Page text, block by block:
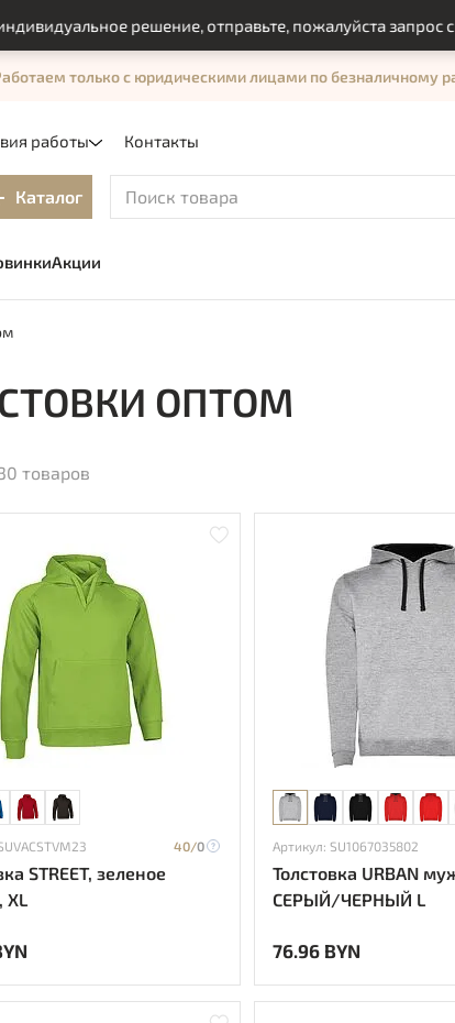
решение, отправьте, пожалуйста запрос с
работы Контакты
только с юридическими лицами по безналичному
Каталог
Акции
ОПТОМ
товаров
40/0
STREET, зеленое
ХL
Артикул: SU1067035802
Толстовка URBAN
СЕРЫЙ/ЧЕРНЫЙ L
76.96 BYN